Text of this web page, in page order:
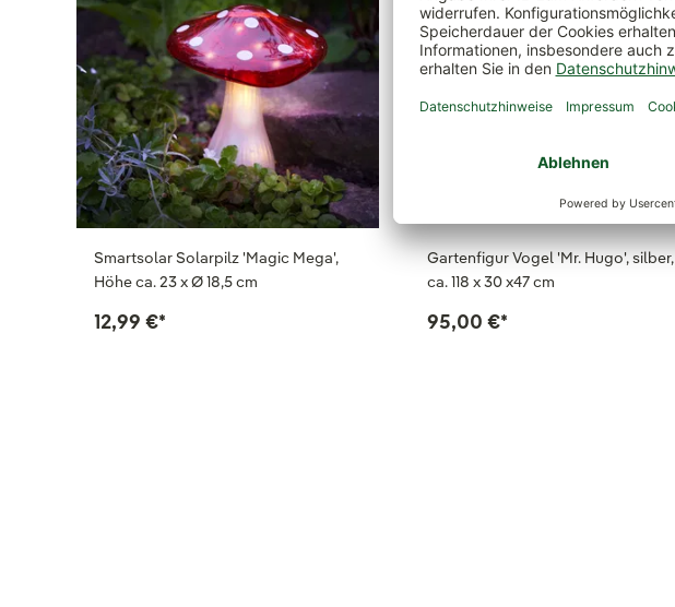
Smartsolar Solarpilz 'Magic Mega',
Höhe ca. 23 x Ø 18,5 cm
12,99 €*
Gartenfigur Vogel 'Mr. Hugo', silber,
ca. 118 x 30 x47 cm
95,00 €*